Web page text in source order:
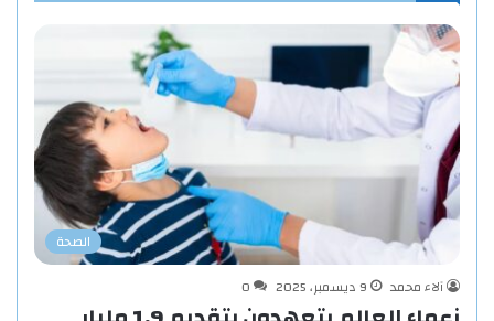
الصحة
آلاء محمد
9 ديسمبر، 2025 0